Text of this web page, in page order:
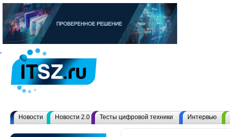
Новости Новости 2.0 Тесты цифровой техники Интервью